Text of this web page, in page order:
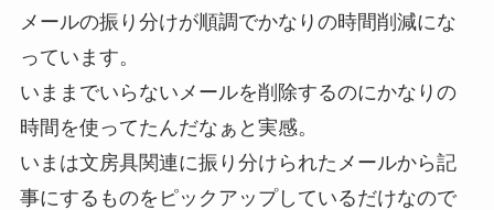
メールの振り分けが順調でかなりの時間削減にな
っています。
いままでいらないメールを削除するのにかなりの
時間を使ってたんだなぁと実感。
いまは文房具関連に振り分けられたメールから記
事にするものをピックアップしているだけなので